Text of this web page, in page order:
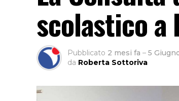
scolastico a
Pubblicato 2 mesi fa – 5
da Roberta Sottoriva